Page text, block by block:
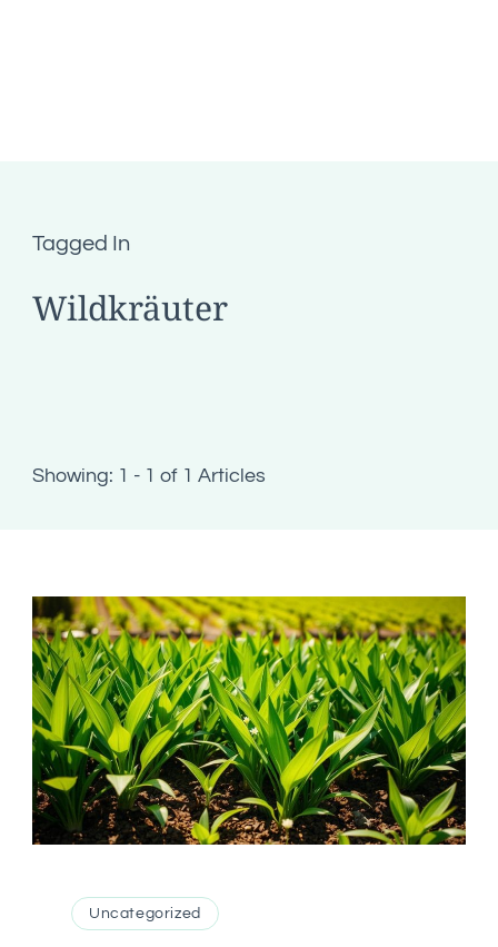
Tagged In
Wildkräuter
Showing: 1 - 1 of 1 Articles
Uncategorized